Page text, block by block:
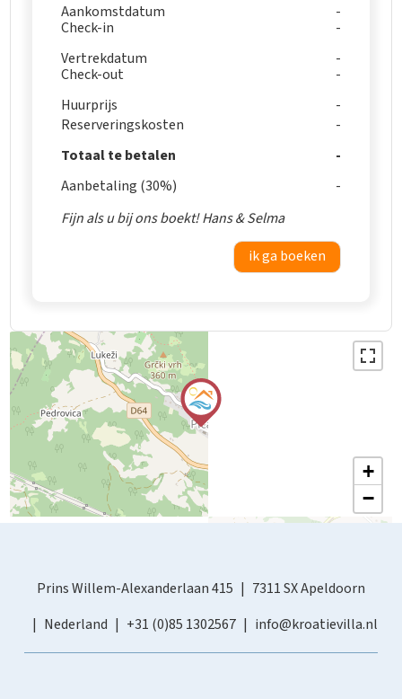
Aankomstdatum
Check-in
Vertrekdatum
Check-out
Huurprijs
Reserveringskosten
Totaal te betalen
Aanbetaling (30%)
Fijn als u bij ons boekt! Hans & Selma
ik ga boeken
+
−
Prins Willem-Alexanderlaan 415
7311 SX Apeldoorn
Nederland
+31 (0)85 1302567 info@kroatievilla.nl